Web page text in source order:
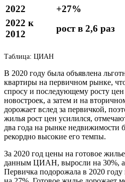
2022
+27%
2022 к
2012
рост в 2,6 раз
Таблица: ЦИАН
В 2020 году была объявлена
квартиры на первичном рынке,
спросу и последующему росту цен
новостроек, а затем и на
дорожает вслед за первичкой,
жилья рост цен усилился,
два года на рынке недвижимости
рекордно высокие его темпы.
За 2020 год цены на готовое
данным ЦИАН, выросли на 30%,
Первичка подорожала в 2020